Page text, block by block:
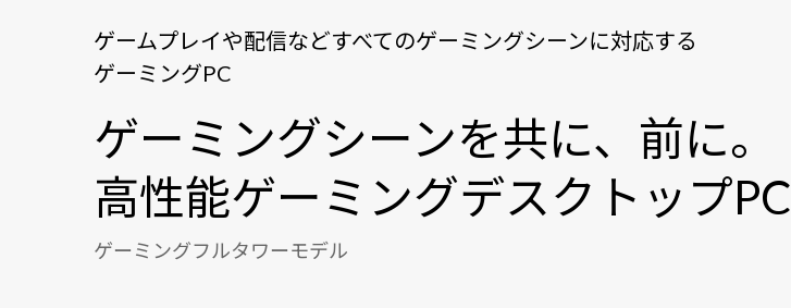
ゲームプレイや配信などすべてのゲーミングシーンに対応する
ゲーミングPC
ゲーミングシーンを共に、前に。
高性能ゲーミングデスクトップPC
ゲーミングフルタワーモデル